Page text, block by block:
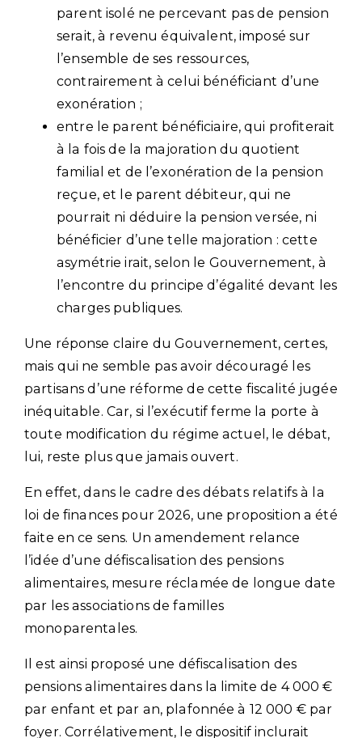
parent isolé ne percevant pas de pension
serait, à revenu équivalent, imposé sur
l’ensemble de ses ressources,
contrairement à celui bénéficiant d’une
exonération ;
entre le parent bénéficiaire, qui profiterait
à la fois de la majoration du quotient
familial et de l’exonération de la pension
reçue, et le parent débiteur, qui ne
pourrait ni déduire la pension versée, ni
bénéficier d’une telle majoration : cette
asymétrie irait, selon le Gouvernement, à
l’encontre du principe d’égalité devant les
charges publiques.
Une réponse claire du Gouvernement, certes,
mais qui ne semble pas avoir découragé les
partisans d’une réforme de cette fiscalité jugée
inéquitable. Car, si l’exécutif ferme la porte à
toute modification du régime actuel, le débat,
lui, reste plus que jamais ouvert.
En effet, dans le cadre des débats relatifs à la
loi de finances pour 2026, une proposition a été
faite en ce sens. Un amendement relance
l’idée d’une défiscalisation des pensions
alimentaires, mesure réclamée de longue date
par les associations de familles
monoparentales.
Il est ainsi proposé une défiscalisation des
pensions alimentaires dans la limite de 4 000 €
par enfant et par an, plafonnée à 12 000 € par
foyer. Corrélativement, le dispositif inclurait